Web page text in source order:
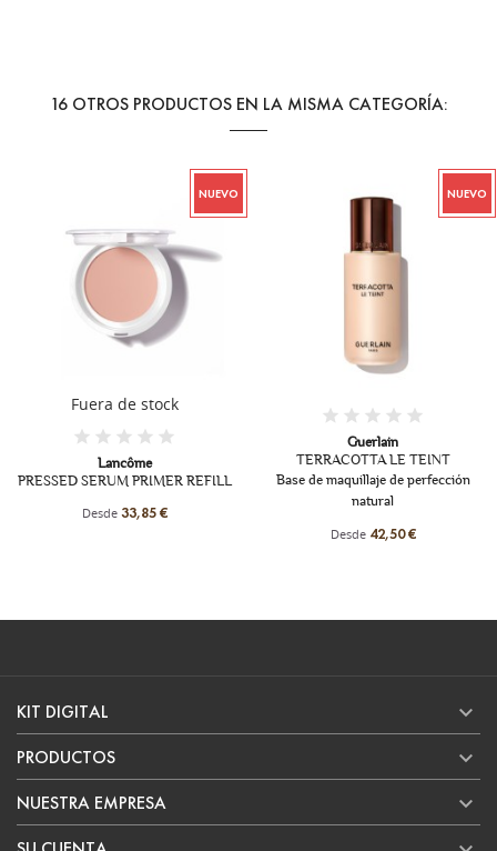
16 OTROS PRODUCTOS EN LA MISMA CATEGORÍA:
NUEVO
Fuera de stock
Lancôme
PRESSED SERUM PRIMER REFILL
Desde 33,85 €
NUEVO
Guerlain
TERRACOTTA LE TEINT
Base de maquillaje de perfección
natural
Desde 42,50 €
KIT DIGITAL 
PRODUCTOS 
NUESTRA EMPRESA 